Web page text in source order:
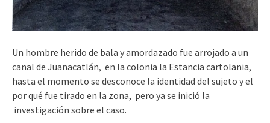
Un hombre herido de bala y amordazado fue arrojado a un
canal de Juanacatlán, en la colonia la Estancia cartolania,
hasta el momento se desconoce la identidad del sujeto y el
por qué fue tirado en la zona, pero ya se inició la
investigación sobre el caso.